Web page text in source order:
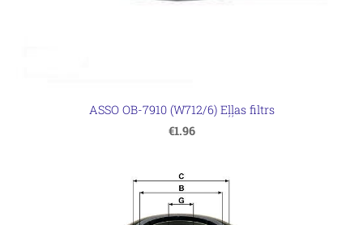
ASSO OB-7910 (W712/6) Eļļas filtrs
€1.96